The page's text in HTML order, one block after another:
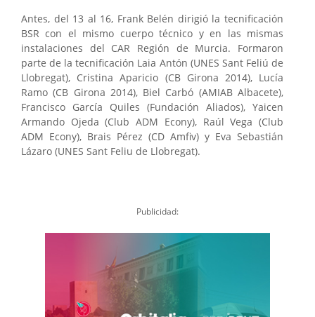
Antes, del 13 al 16, Frank Belén dirigió la tecnificación
BSR con el mismo cuerpo técnico y en las mismas
instalaciones del CAR Región de Murcia. Formaron
parte de la tecnificación Laia Antón (UNES Sant Feliú de
Llobregat), Cristina Aparicio (CB Girona 2014), Lucía
Ramo (CB Girona 2014), Biel Carbó (AMIAB Albacete),
Francisco García Quiles (Fundación Aliados), Yaicen
Armando Ojeda (Club ADM Econy), Raúl Vega (Club
ADM Econy), Brais Pérez (CD Amfiv) y Eva Sebastián
Lázaro (UNES Sant Feliu de Llobregat).
Publicidad: